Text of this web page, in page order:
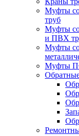
Муфты
труб
Муфты
и ПВХ
Муфты
Муфты